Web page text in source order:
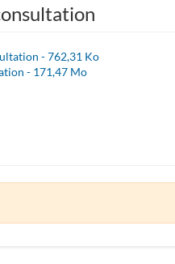
- 762,31 Ko
- 171,47 Mo